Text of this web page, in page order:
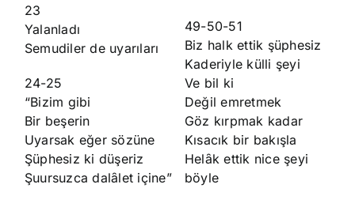
23
Yalanladı
Semudiler de uyarıları
24-25
“Bizim gibi
Bir beşerin
Uyarsak eğer sözüne
Şüphesiz ki düşeriz
Şuursuzca dalȃlet içine”
49-50-51
Biz halk ettik şüphesiz
Kaderiyle külli şeyi
Ve bil ki
Değil emretmek
Göz kırpmak kadar
Kısacık bir bakışla
Helȃk ettik nice şeyi
böyle